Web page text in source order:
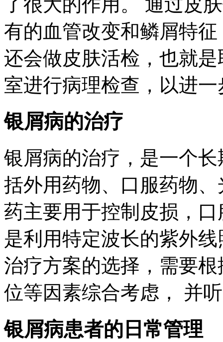
有的血管改变和鳞屑特
还会做皮肤活检，也就
室进行病理检查，以进
银屑病的治疗
银屑病的治疗，是一个
括外用药物、口服药物
药主要用于控制皮损，
是利用特定波长的紫外
治疗方案的选择，需要
位等因素综合考虑， 并
银屑病患者的日常管理